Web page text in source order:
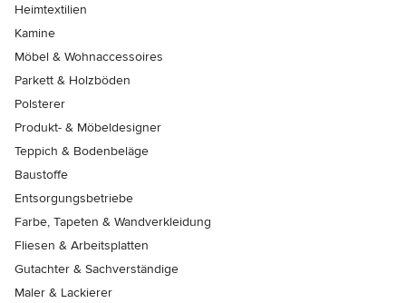
Heimtextilien
Kamine
Möbel & Wohnaccessoires
Parkett & Holzböden
Polsterer
Produkt- & Möbeldesigner
Teppich & Bodenbeläge
Baustoffe
Entsorgungsbetriebe
Farbe, Tapeten & Wandverkleidung
Fliesen & Arbeitsplatten
Gutachter & Sachverständige
Maler & Lackierer